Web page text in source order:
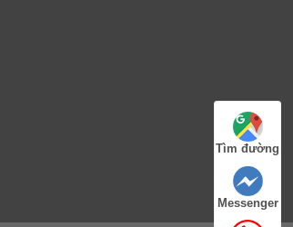
Tìm đường
Messenger